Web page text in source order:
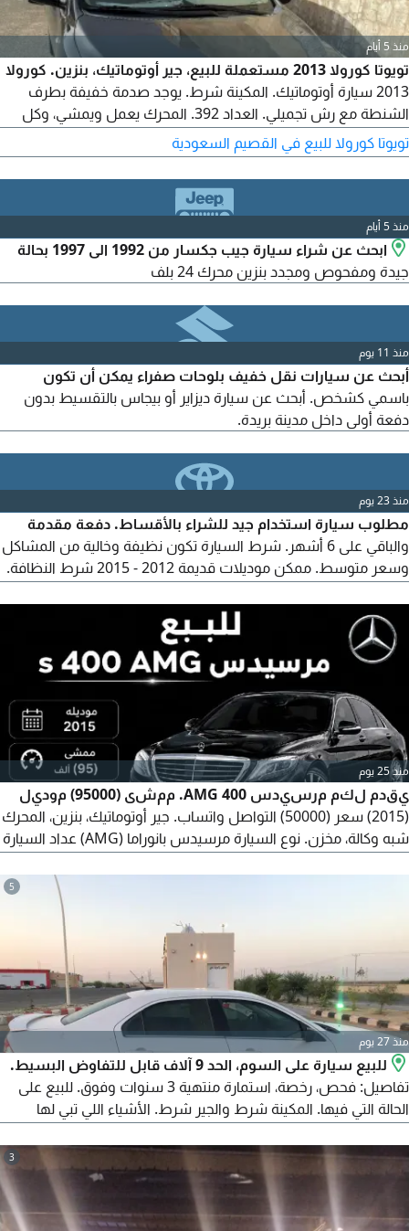
منذ 5 أيام
تويوتا كورولا 2013 مستعملة للبيع، جير أوتوماتيك، بنزين. كورولا
2013 سيارة أوتوماتيك. المكينة شرط. يوجد صدمة خفيفة بطرف
الشنطة مع رش تجميلي. العداد 392. المحرك يعمل ويمشي، وكل
يتصل الا الصامل. الموقع القصيم، عنيزة
تويوتا كورولا للبيع في القصيم السعودية
منذ 5 أيام
ابحث عن شراء سيارة جيب جكسار من 1992 الى 1997 بحالة
جيدة ومفحوص ومجدد بنزين محرك 24 بلف
منذ 11 يوم
أبحث عن سيارات نقل خفيف بلوحات صفراء يمكن أن تكون
باسمي كشخص. أبحث عن سيارة ديزاير أو بيجاس بالتقسيط بدون
دفعة أولى داخل مدينة بريدة.
منذ 23 يوم
مطلوب سيارة استخدام جيد للشراء بالأقساط. دفعة مقدمة
والباقي على 6 أشهر. شرط السيارة تكون نظيفة وخالية من المشاكل
وسعر متوسط. ممكن موديلات قديمة 2012 - 2015 شرط النظافة.
منذ 25 يوم
يقدم لكم مرسيدس 400 AMG. ممشى (95000) موديل
(2015) سعر (50000) التواصل واتساب. جير أوتوماتيك، بنزين، المحرك
شبه وكالة، مخزن. نوع السيارة مرسيدس بانوراما (AMG) عداد السيارة
5
منذ 27 يوم
للبيع سيارة على السوم، الحد 9 آلاف قابل للتفاوض البسيط.
تفاصيل: فحص، رخصة، استمارة منتهية 3 سنوات وفوق. للبيع على
الحالة التي فيها. المكينة شرط والجير شرط. الأشياء اللي تبي لها
ميزان. تبي لها صيانة دودة بحدود 500 ريال أو تغيير. دومة الدركسون
كامل 1500 ريال. السيارة عاملة منزلية. كفرات نصف. المكيف ثلج
وشغال. النور شغال. بلوتوث شغال.
3